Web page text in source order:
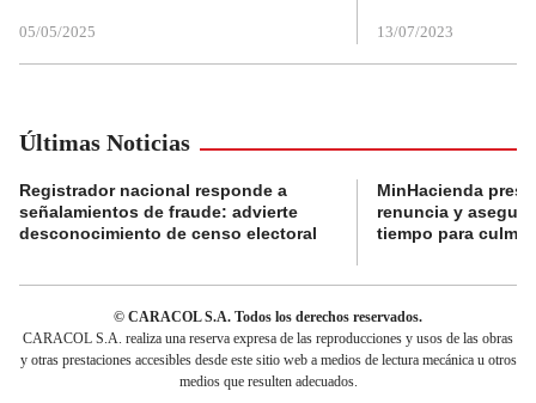
05/05/2025 13/07/2023
Últimas Noticias
Registrador nacional responde a
señalamientos de fraude: advierte
desconocimiento de censo electoral
MinHacienda
renuncia y
tiempo para
© CARACOL S.A. Todos los derechos reservados.
CARACOL S.A. realiza una reserva expresa de las reproducciones y usos de las obras
y otras prestaciones accesibles desde este sitio web a medios de lectura mecánica u otros
medios que resulten adecuados.